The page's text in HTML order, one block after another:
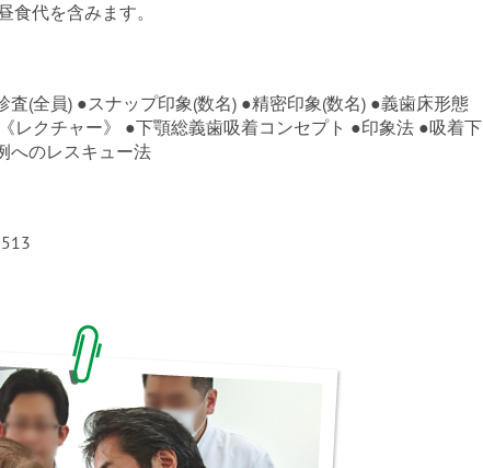
代を含みます。
査(全員) ●スナップ印象(数名) ●精密印象(数名) ●義歯床形態
レクチャー》 ●下顎総義歯吸着コンセプト ●印象法 ●吸着下
へのレスキュー法